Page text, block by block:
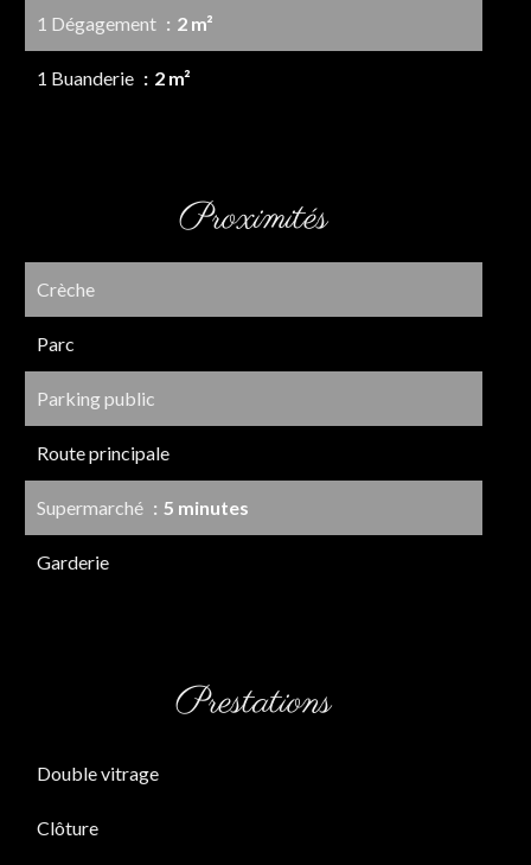
1 Dégagement 2 m²
1 Buanderie 2 m²
Proximités
Crèche
Parc
Parking public
Route principale
Supermarché 5 minutes
Garderie
Prestations
Double vitrage
Clôture